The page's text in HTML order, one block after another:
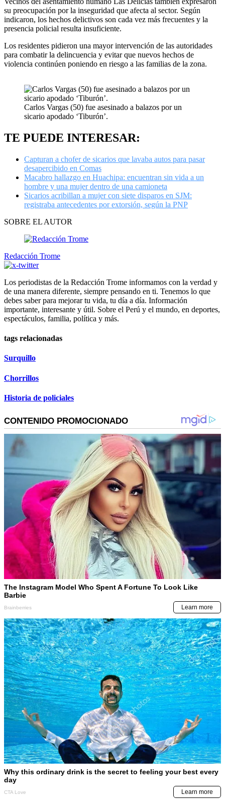
su preocupación por la inseguridad que afecta al sector. Según
indicaron, los hechos delictivos son cada vez más frecuentes y la
presencia policial resulta insuficiente.
Los residentes pidieron una mayor intervención de las autoridades
para combatir la delincuencia y evitar que nuevos hechos de
violencia continúen poniendo en riesgo a las familias de la zona.
Carlos Vargas (50) fue asesinado a balazos por un
sicario apodado ‘Tiburón’.
TE PUEDE INTERESAR:
Capturan a chofer de sicarios que lavaba autos para pasar
desapercibido en Comas
Macabro hallazgo en Huachipa: encuentran sin vida a un
hombre y una mujer dentro de una camioneta
Sicarios acribillan a mujer con siete disparos en SJM:
registraba antecedentes por extorsión, según la PNP
SOBRE EL AUTOR
Redacción Trome
Los periodistas de la Redacción Trome informamos con la verdad y
de una manera diferente, siempre pensando en ti. Tenemos lo que
debes saber para mejorar tu vida, tu día a día. Información
importante, interesante y útil. Sobre el Perú y el mundo, en deportes,
espectáculos, familia, política y más.
tags relacionadas
Surquillo
Chorrillos
Historia de policiales